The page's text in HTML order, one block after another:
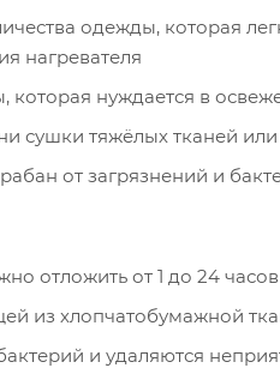
одежды, которая
нагревателя
нуждается в
сушки тяжёлых тканей
от загрязнений и
отложить от 1 до 24 часов
из хлопчатобумажной
и удаляются